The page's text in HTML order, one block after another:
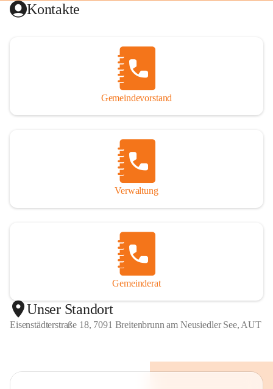
Kontakte
Gemeindevorstand
Verwaltung
Gemeinderat
Unser Standort
Eisenstädterstraße 18, 7091 Breitenbrunn am Neusiedler See, AUT